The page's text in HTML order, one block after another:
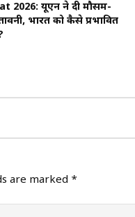
2026: यूएन ने दी मौसम-
भारत को कैसे प्रभावित
are marked *